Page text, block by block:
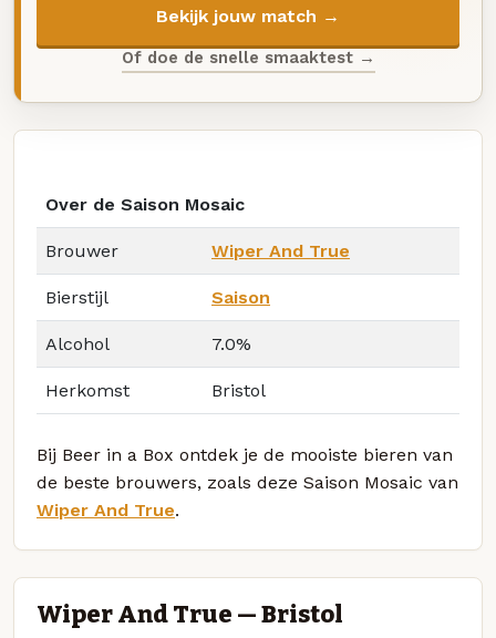
Bekijk jouw match →
Of doe de snelle smaaktest →
Over de Saison Mosaic
Brouwer Wiper And True
Bierstijl Saison
Alcohol 7.0%
Herkomst Bristol
Bij Beer in a Box ontdek je de mooiste bieren van
de beste brouwers, zoals deze Saison Mosaic van
Wiper And True.
Wiper And True — Bristol